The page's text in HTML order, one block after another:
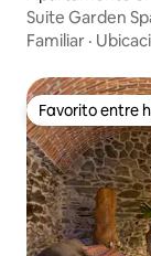
Suite Garden
Familiar ·
Favorito entre
Favorito entre